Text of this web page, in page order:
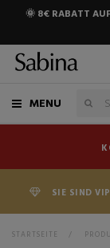
🌞 8€ RABATT
MENU
SIE SIND
STARTSEITE >